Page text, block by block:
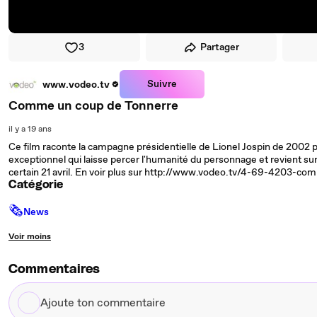
3 Partager
www.vodeo.tv Suivre
Comme un coup de Tonnerre
il y a 19 ans
Ce film raconte la campagne présidentielle de Lionel Jospin de 2002
exceptionnel qui laisse percer l'humanité du personnage et revient
certain 21 avril. En voir plus sur http://www.vodeo.tv/4-69-4203-
Catégorie
🗞News
Voir moins
Commentaires
Ajoute